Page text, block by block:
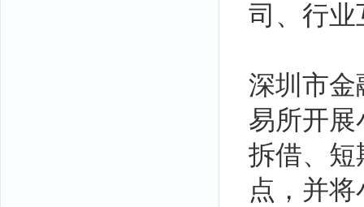
司、行
深圳市金
易所开
拆借、短
点，并